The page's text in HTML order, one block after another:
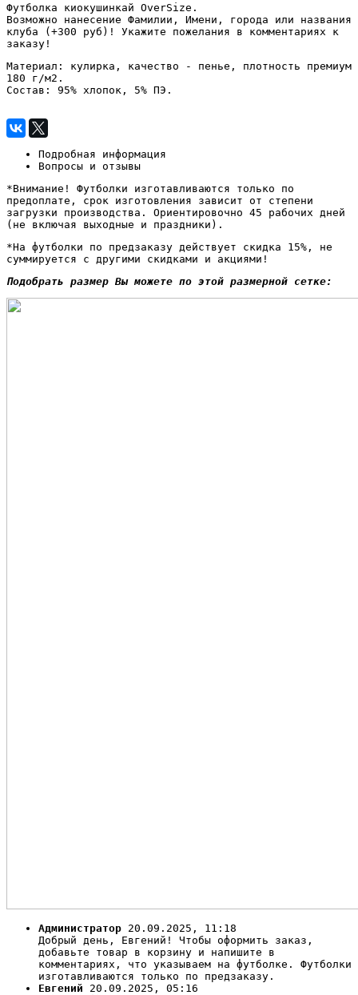
Футболка киокушинкай OverSize.
Возможно нанесение Фамилии, Имени, города или названия
клуба (+300 руб)! Укажите пожелания в комментариях к
заказу!
Материал: кулирка, качество - пенье, плотность премиум
180 г/м2.
Состав: 95% хлопок, 5% ПЭ.
Подробная информация
Вопросы и отзывы
*Внимание! Футболки изготавливаются только по
предоплате, срок изготовления зависит от степени
загрузки производства. Ориентировочно 45 рабочих дней
(не включая выходные и праздники).
*На футболки по предзаказу действует скидка 15%, не
суммируется с другими скидками и акциями!
Подобрать размер Вы можете по этой размерной сетке:
Администратор 20.09.2025, 11:18
Добрый день, Евгений! Чтобы оформить заказ,
добавьте товар в корзину и напишите в
комментариях, что указываем на футболке. Футболки
изготавливаются только по предзаказу.
Евгений 20.09.2025, 05:16